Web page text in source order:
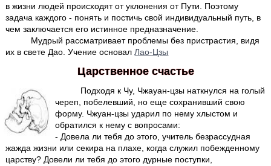
в жизни людей происходят от уклонения от Пути. Поэтому
задача каждого - понять и постичь свой индивидуальный путь, в
чем заключается его истинное предназначение.
Мудрый рассматривает проблемы без пристрастия, видя
их в свете Дао. Учение основал Лао-Цзы
Царственное счастье
Подходя к Чу, Чжауан-цзы наткнулся на голый
череп, побелевший, но еще сохранивший свою
форму. Чжуан-цзы ударил по нему хлыстом и
обратился к нему с вопросами:
- Довела ли тебя до этого, учитель безрассудная
жажда жизни или секира на плахе, когда служил побежденному
царству? Довели ли тебя до этого дурные поступки,